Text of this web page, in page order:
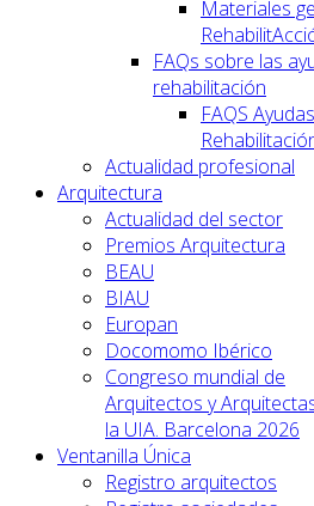
Materiales
FAQs sobre las
rehabilitación
FAQS
Actualidad profesional
Arquitectura
Actualidad del sector
Premios Arquitectura
BEAU
BIAU
Europan
Docomomo Ibérico
Congreso mundial de
Arquitectos y
la UIA. Barcelona 2026
Ventanilla Única
Registro arquitectos